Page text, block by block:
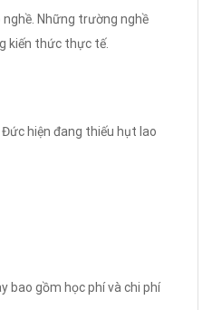
Những trường nghề
kiến thức thực tế.
hiện đang thiếu hụt lao
bao gồm học phí và chi phí